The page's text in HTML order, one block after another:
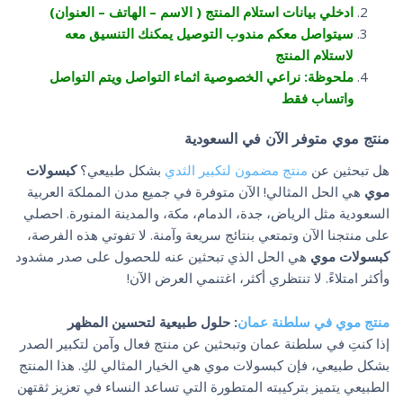
ادخلي بيانات استلام المنتج ( الاسم – الهاتف – العنوان)
سيتواصل معكم مندوب التوصيل يمكنك التنسيق معه
لاستلام المنتج
ملحوظة: نراعي الخصوصية اثماء التواصل ويتم التواصل
واتساب فقط
منتج موي متوفر الآن في السعودية
هل تبحثين عن منتج مضمون لتكبير الثدي بشكل طبيعي؟كبسولات
موي هي الحل المثالي! الآن متوفرة في جميع مدن المملكة العربية
السعودية مثل الرياض، جدة، الدمام، مكة، والمدينة المنورة. احصلي
على منتجنا الآن وتمتعي بنتائج سريعة وآمنة. لا تفوتي هذه الفرصة،
كبسولات موي هي الحل الذي تبحثين عنه للحصول على صدر مشدود
وأكثر امتلاءً. لا تنتظري أكثر، اغتنمي العرض الآن!
منتج موي في سلطنة عمان: حلول طبيعية لتحسين المظهر
إذا كنتِ في سلطنة عمان وتبحثين عن منتج فعال وآمن لتكبير الصدر
بشكل طبيعي، فإن كبسولات موي هي الخيار المثالي لكِ. هذا المنتج
الطبيعي يتميز بتركيبته المتطورة التي تساعد النساء في تعزيز ثقتهن